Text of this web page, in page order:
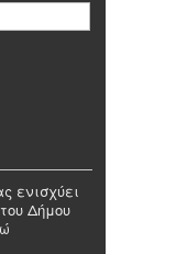
ενισχύει
Δήμου